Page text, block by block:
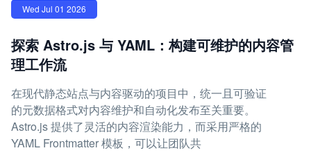
Wed Jul 01 2026
探索 Astro.js 与 YAML：构建可维护的内容管
理工作流
在现代静态站点与内容驱动的项目中，统一且可验证
的元数据格式对内容维护和自动化发布至关重要。
Astro.js 提供了灵活的内容渲染能力，而采用严格的
YAML Frontmatter 模板，可以让团队共